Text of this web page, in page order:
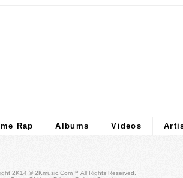
Rap Albums Videos
2K14 © 2Kmusic.com™ All Rights Reserved